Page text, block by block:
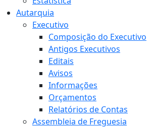
Autarquia
Executivo
Composição do Executivo
Antigos Executivos
Editais
Avisos
Informações
Orçamentos
Relatórios de Contas
Assembleia de Freguesia